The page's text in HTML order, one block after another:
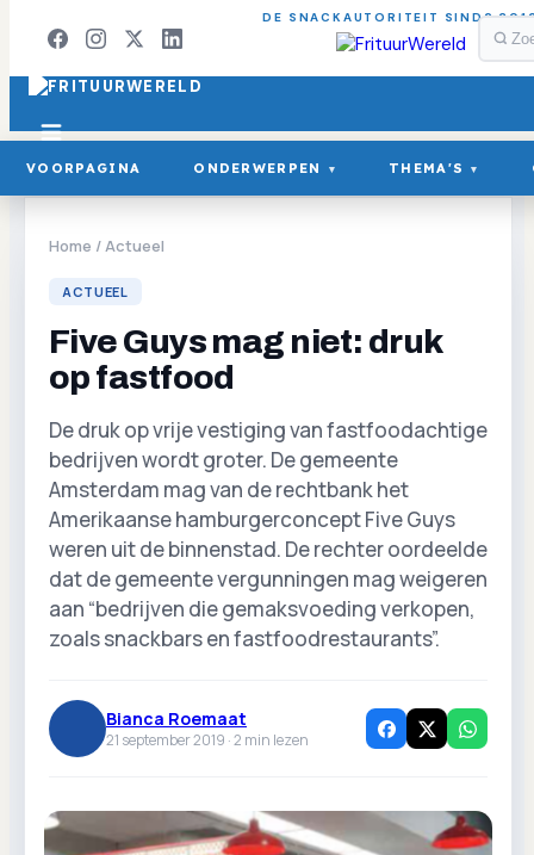
DE SNACKAUTORITEIT SINDS
VOORPAGINA ONDERWERPEN ▾ THEMA'S ▾
Home /Actueel
ACTUEEL
Five Guys mag niet: druk
op fastfood
De druk op vrije vestiging van fastfoodachtige
bedrijven wordt groter. De gemeente
Amsterdam mag van de rechtbank het
Amerikaanse hamburgerconcept Five Guys
weren uit de binnenstad. De rechter oordeelde
dat de gemeente vergunningen mag weigeren
aan “bedrijven die gemaksvoeding verkopen,
zoals snackbars en fastfoodrestaurants”.
Bianca Roemaat
21 september 2019 ·2 min lezen